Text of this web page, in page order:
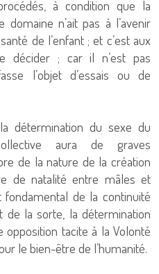
à condition que la
n’ait pas à l’avenir
de l’enfant ; et c’est aux
décider ; car il n’est pas
l’objet d’essais ou de
détermination du sexe du
aura de graves
de la nature de la création
de natalité entre mâles et
de la continuité
de la sorte, la détermination
opposition tacite à la Volonté
le bien-être de l’humanité.